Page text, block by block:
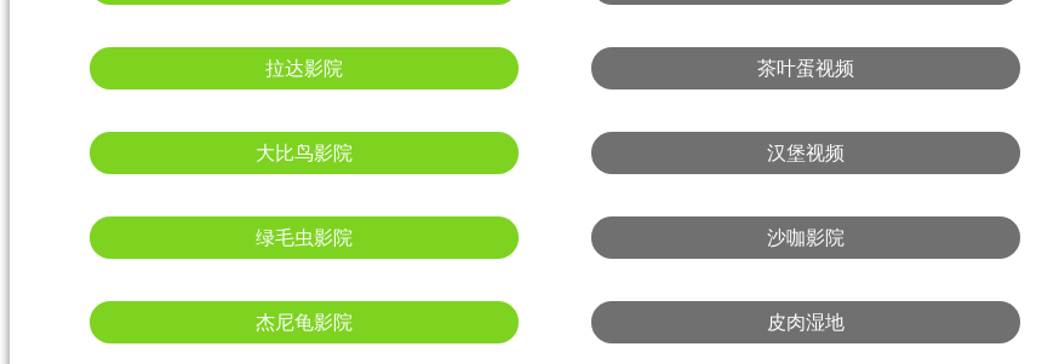
拉达影院 茶叶蛋视频
大比鸟影院 汉堡视频
绿毛虫影院 沙咖影院
杰尼龟影院 皮肉湿地